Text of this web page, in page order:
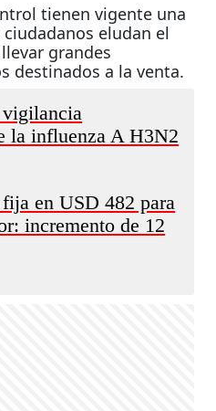
tienen vigente una
eludan el
grandes
destinados a la venta.
la influenza A H3N2
en USD 482 para
incremento de 12